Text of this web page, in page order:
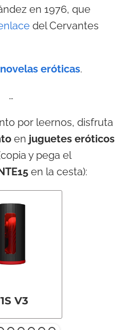
en 1976, que
del Cervantes
novelas eróticas.
…
por leernos, disfruta
en juguetes eróticos
y pega el
en la cesta):
V3